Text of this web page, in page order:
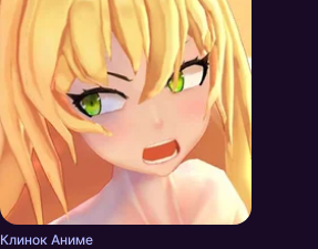
Клинок Аниме